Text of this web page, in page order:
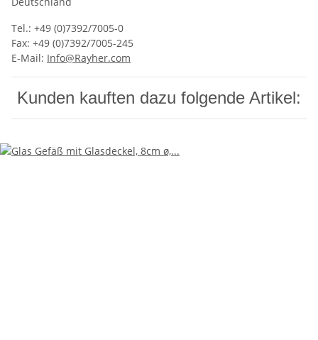
Tel.: +49 (0)7392/7005-0
Fax: +49 (0)7392/7005-245
E-Mail: Info@Rayher.com
Kunden kauften dazu folgende Artikel: